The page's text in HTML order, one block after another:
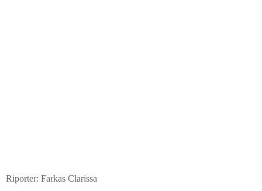
Riporter: Farkas Clarissa